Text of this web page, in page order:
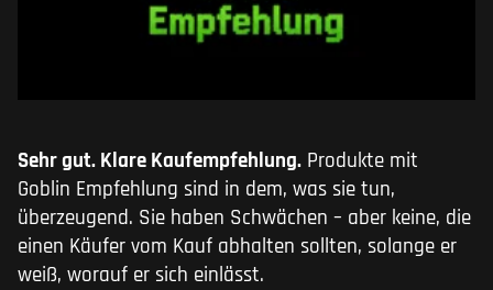
Sehr gut. Klare Kaufempfehlung. Produkte mit
Goblin Empfehlung sind in dem, was sie tun,
überzeugend. Sie haben Schwächen – aber keine, die
einen Käufer vom Kauf abhalten sollten, solange er
weiß, worauf er sich einlässt.